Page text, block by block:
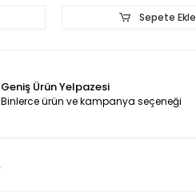
Sepete Ekle
Geniş Ürün Yelpazesi
Binlerce ürün ve kampanya seçeneği